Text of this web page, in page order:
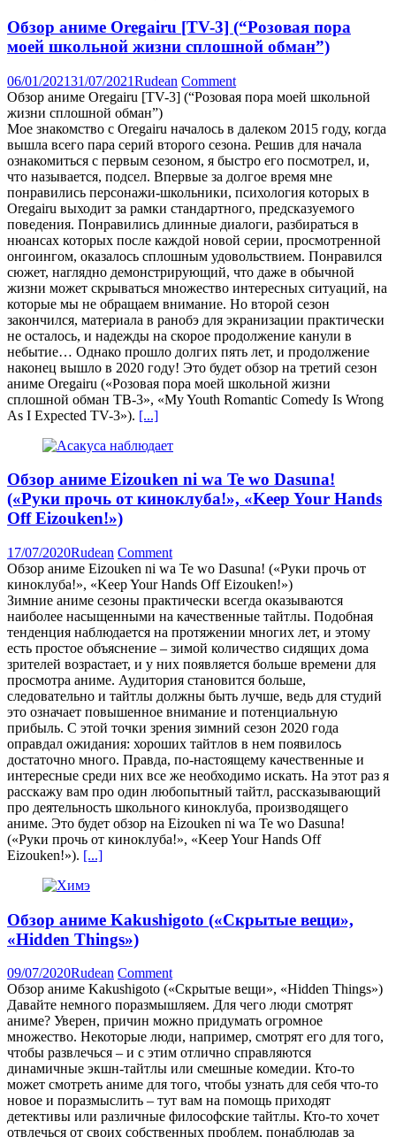
Обзор аниме Oregairu [TV-3] (“Розовая пора
моей школьной жизни сплошной обман”)
06/01/202131/07/2021Rudean Comment
Обзор аниме Oregairu [TV-3] (“Розовая пора моей школьной
жизни сплошной обман”)
Мое знакомство с Oregairu началось в далеком 2015 году, когда
вышла всего пара серий второго сезона. Решив для начала
ознакомиться с первым сезоном, я быстро его посмотрел, и,
что называется, подсел. Впервые за долгое время мне
понравились персонажи-школьники, психология которых в
Oregairu выходит за рамки стандартного, предсказуемого
поведения. Понравились длинные диалоги, разбираться в
нюансах которых после каждой новой серии, просмотренной
онгоингом, оказалось сплошным удовольствием. Понравился
сюжет, наглядно демонстрирующий, что даже в обычной
жизни может скрываться множество интересных ситуаций, на
которые мы не обращаем внимание. Но второй сезон
закончился, материала в ранобэ для экранизации практически
не осталось, и надежды на скорое продолжение канули в
небытие… Однако прошло долгих пять лет, и продолжение
наконец вышло в 2020 году! Это будет обзор на третий сезон
аниме Oregairu («Розовая пора моей школьной жизни
сплошной обман ТВ-3», «My Youth Romantic Comedy Is Wrong
As I Expected TV-3»). [...]
Обзор аниме Eizouken ni wa Te wo Dasuna!
(«Руки прочь от киноклуба!», «Keep Your Hands
Off Eizouken!»)
17/07/2020Rudean Comment
Обзор аниме Eizouken ni wa Te wo Dasuna! («Руки прочь от
киноклуба!», «Keep Your Hands Off Eizouken!»)
Зимние аниме сезоны практически всегда оказываются
наиболее насыщенными на качественные тайтлы. Подобная
тенденция наблюдается на протяжении многих лет, и этому
есть простое объяснение – зимой количество сидящих дома
зрителей возрастает, и у них появляется больше времени для
просмотра аниме. Аудитория становится больше,
следовательно и тайтлы должны быть лучше, ведь для студий
это означает повышенное внимание и потенциальную
прибыль. С этой точки зрения зимний сезон 2020 года
оправдал ожидания: хороших тайтлов в нем появилось
достаточно много. Правда, по-настоящему качественные и
интересные среди них все же необходимо искать. На этот раз я
расскажу вам про один любопытный тайтл, рассказывающий
про деятельность школьного киноклуба, производящего
аниме. Это будет обзор на Eizouken ni wa Te wo Dasuna!
(«Руки прочь от киноклуба!», «Keep Your Hands Off
Eizouken!»). [...]
Обзор аниме Kakushigoto («Скрытые вещи»,
«Hidden Things»)
09/07/2020Rudean Comment
Обзор аниме Kakushigoto («Скрытые вещи», «Hidden Things»)
Давайте немного поразмышляем. Для чего люди смотрят
аниме? Уверен, причин можно придумать огромное
множество. Некоторые люди, например, смотрят его для того,
чтобы развлечься – и с этим отлично справляются
динамичные экшн-тайтлы или смешные комедии. Кто-то
может смотреть аниме для того, чтобы узнать для себя что-то
новое и поразмыслить – тут вам на помощь приходят
детективы или различные философские тайтлы. Кто-то хочет
отвлечься от своих собственных проблем, понаблюдав за